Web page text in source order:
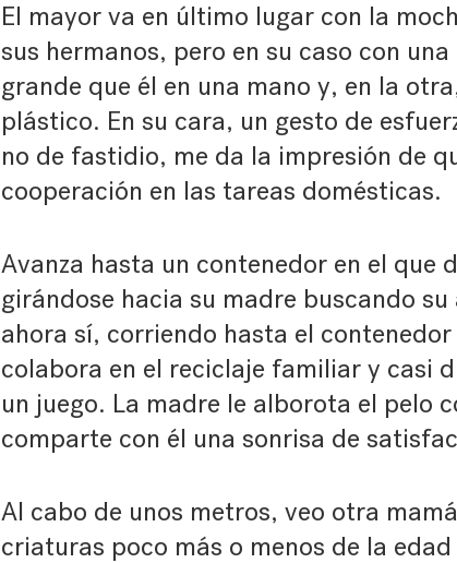
El mayor va en último lugar con la
sus hermanos, pero en su caso con
grande que él en una mano y, en la
plástico. En su cara, un gesto de
no de fastidio, me da la impresión de
cooperación en las tareas domésticas.
Avanza hasta un contenedor en el que
girándose hacia su madre buscando
ahora sí, corriendo hasta el
colabora en el reciclaje familiar y casi
un juego. La madre le alborota el pelo
comparte con él una sonrisa de
Al cabo de unos metros, veo otra
criaturas poco más o menos de la